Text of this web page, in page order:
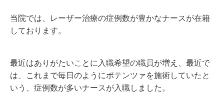
当院では、レーザー治療の症例数が豊かなナースが在籍
しております。
最近はありがたいことに入職希望の職員が増え、最近で
は、これまで毎日のようにポテンツァを施術していたと
いう、症例数が多いナースが入職しました。